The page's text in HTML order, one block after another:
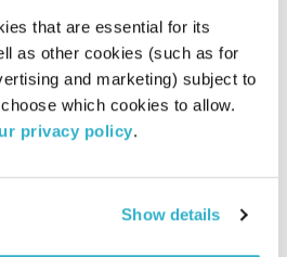
that are essential for its
as other cookies (such as for
and marketing) subject to
which cookies to allow.
privacy policy.
Show details
התעוררות – 1.9.19
התעוררות
גליה גלעדי
01.09.19
01:27:20